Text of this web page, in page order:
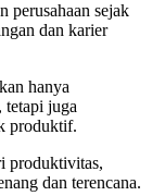
perusahaan sejak
dan karier
hanya
tetapi juga
produktif.
produktivitas,
dan terencana.